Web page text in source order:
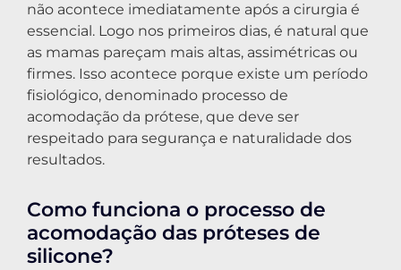
não acontece imediatamente após a cirurgia é
essencial. Logo nos primeiros dias, é natural que
as mamas pareçam mais altas, assimétricas ou
firmes. Isso acontece porque existe um período
fisiológico, denominado processo de
acomodação da prótese, que deve ser
respeitado para segurança e naturalidade dos
resultados.
Como funciona o processo de
acomodação das próteses de
silicone?